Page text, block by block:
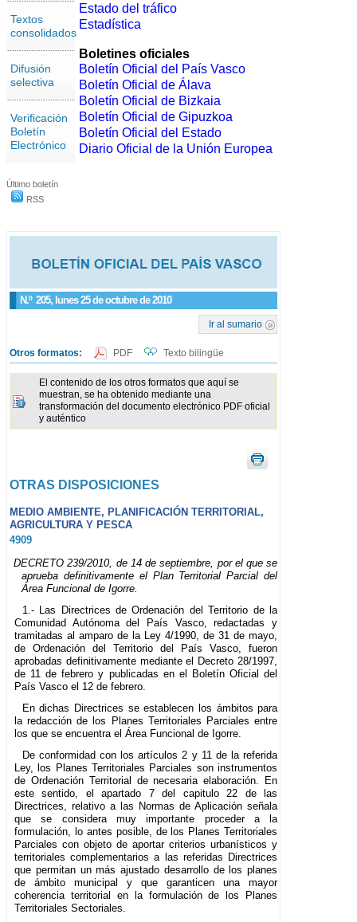
Textos
consolidados
Difusión
selectiva
Verificación
Boletín
Electrónico
Último boletín
RSS
N.º 205, lunes 25 de octubre de 2010
Ir al sumario
Otros formatos: PDF Texto bilingüe
El contenido de los otros formatos que aquí se
muestran, se ha obtenido mediante una
transformación del documento electrónico PDF oficial
y auténtico
OTRAS DISPOSICIONES
MEDIO AMBIENTE, PLANIFICACIÓN TERRITORIAL,
AGRICULTURA Y PESCA
4909
DECRETO 239/2010, de 14 de septiembre, por el que se
aprueba definitivamente el Plan Territorial Parcial del
Área Funcional de Igorre.
1.- Las Directrices de Ordenación del Territorio de la
Comunidad Autónoma del País Vasco, redactadas y
tramitadas al amparo de la Ley 4/1990, de 31 de mayo,
de Ordenación del Territorio del País Vasco, fueron
aprobadas definitivamente mediante el Decreto 28/1997,
de 11 de febrero y publicadas en el Boletín Oficial del
País Vasco el 12 de febrero.
En dichas Directrices se establecen los ámbitos para
la redacción de los Planes Territoriales Parciales entre
los que se encuentra el Área Funcional de Igorre.
De conformidad con los artículos 2 y 11 de la referida
Ley, los Planes Territoriales Parciales son instrumentos
de Ordenación Territorial de necesaria elaboración. En
este sentido, el apartado 7 del capitulo 22 de las
Directrices, relativo a las Normas de Aplicación señala
que se considera muy importante proceder a la
formulación, lo antes posible, de los Planes Territoriales
Parciales con objeto de aportar criterios urbanísticos y
territoriales complementarios a las referidas Directrices
que permitan un más ajustado desarrollo de los planes
de ámbito municipal y que garanticen una mayor
coherencia territorial en la formulación de los Planes
Territoriales Sectoriales.
Estado del tráfico
Estadística
Boletines oficiales
Boletín Oficial del País Vasco
Boletín Oficial de Álava
Boletín Oficial de Bizkaia
Boletín Oficial de Gipuzkoa
Boletín Oficial del Estado
Diario Oficial de la Unión Europea